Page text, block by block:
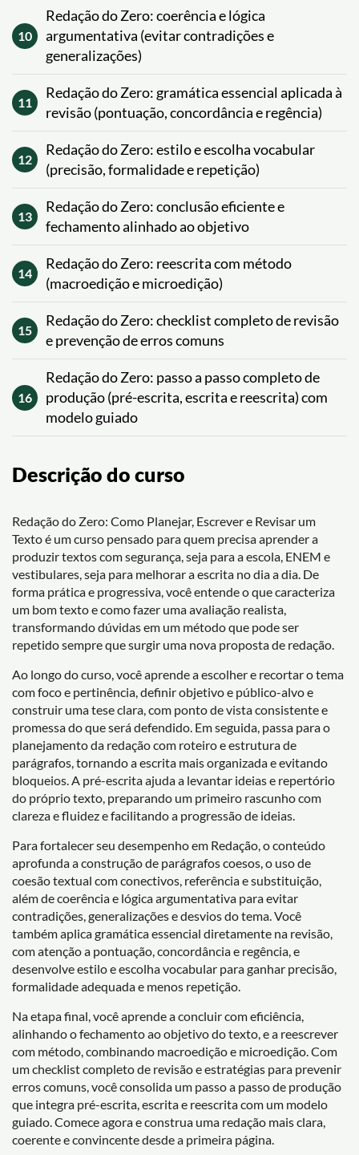
10
Redação do Zero: coerência e lógica
argumentativa (evitar contradições e
generalizações)
11
Redação do Zero: gramática essencial aplicada à
revisão (pontuação, concordância e regência)
12
Redação do Zero: estilo e escolha vocabular
(precisão, formalidade e repetição)
13
Redação do Zero: conclusão eficiente e
fechamento alinhado ao objetivo
14
Redação do Zero: reescrita com método
(macroedição e microedição)
15
Redação do Zero: checklist completo de revisão
e prevenção de erros comuns
16
Redação do Zero: passo a passo completo de
produção (pré-escrita, escrita e reescrita) com
modelo guiado
Descrição do curso
Redação do Zero: Como Planejar, Escrever e Revisar um
Texto é um curso pensado para quem precisa aprender a
produzir textos com segurança, seja para a escola, ENEM e
vestibulares, seja para melhorar a escrita no dia a dia. De
forma prática e progressiva, você entende o que caracteriza
um bom texto e como fazer uma avaliação realista,
transformando dúvidas em um método que pode ser
repetido sempre que surgir uma nova proposta de redação.
Ao longo do curso, você aprende a escolher e recortar o tema
com foco e pertinência, definir objetivo e público-alvo e
construir uma tese clara, com ponto de vista consistente e
promessa do que será defendido. Em seguida, passa para o
planejamento da redação com roteiro e estrutura de
parágrafos, tornando a escrita mais organizada e evitando
bloqueios. A pré-escrita ajuda a levantar ideias e repertório
do próprio texto, preparando um primeiro rascunho com
clareza e fluidez e facilitando a progressão de ideias.
Para fortalecer seu desempenho em Redação, o conteúdo
aprofunda a construção de parágrafos coesos, o uso de
coesão textual com conectivos, referência e substituição,
além de coerência e lógica argumentativa para evitar
contradições, generalizações e desvios do tema. Você
também aplica gramática essencial diretamente na revisão,
com atenção a pontuação, concordância e regência, e
desenvolve estilo e escolha vocabular para ganhar precisão,
formalidade adequada e menos repetição.
Na etapa final, você aprende a concluir com eficiência,
alinhando o fechamento ao objetivo do texto, e a reescrever
com método, combinando macroedição e microedição. Com
um checklist completo de revisão e estratégias para prevenir
erros comuns, você consolida um passo a passo de produção
que integra pré-escrita, escrita e reescrita com um modelo
guiado. Comece agora e construa uma redação mais clara,
coerente e convincente desde a primeira página.